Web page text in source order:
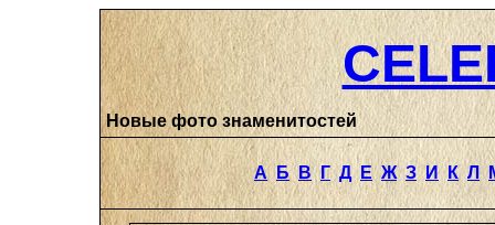
Новые фото знаменитостей
А Б В Г Д Е Ж З И К Л